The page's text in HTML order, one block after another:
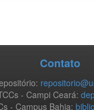
Contato
- Campi Ceará:
- Campus Bahia: